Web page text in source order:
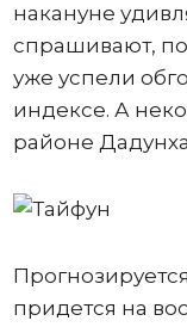
накануне
спрашивают,
уже успели
индексе. А
районе
придется на